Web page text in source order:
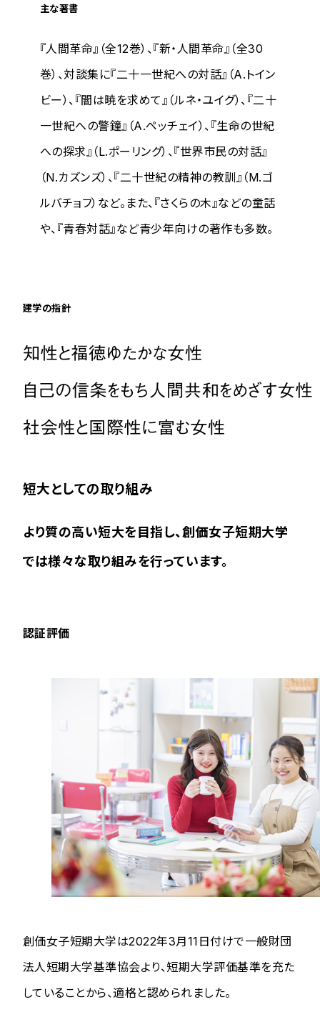
主な著書
『人間革命』（全12巻）、『新・人間革命』（全30
巻）、対談集に『二十一世紀への対話』（A.トイン
ビー）、『闇は暁を求めて』（ルネ・ユイグ）、『二十
一世紀への警鐘』（A.ペッチェイ）、『生命の世紀
への探求』（L.ポーリング）、『世界市民の対話』
（N.カズンズ）、『二十世紀の精神の教訓』（M.ゴ
ルバチョフ）など。また、『さくらの木』などの童話
や、『青春対話』など青少年向けの著作も多数。
建学の指針
短大としての取り組み
より質の高い短大を目指し、創価女子短期大学
では様々な取り組みを行っています。
認証評価
創価女子短期大学は2022年3月11日付けで一般財団
法人短期大学基準協会より、短期大学評価基準を充た
していることから、適格と認められました。